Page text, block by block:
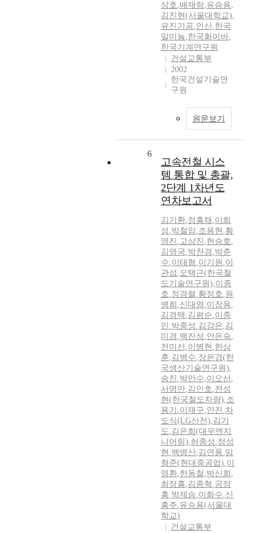
상호,배재랑,유승용,
김진현(서울대학교),
유진기공,인산,한국
알미늄,한국화이바,
한국기계연구원
건설교통부
2002
한국건설기술연
구원
원문보기
6
고속전철 시스
템 통합 및 총괄,
2단계 1차년도
연차보고서
김기환,정흥채 ,이희
성 ,박철암,조용현 ,황
영진 ,고상진 ,현승호,
김영국,박찬경 ,박춘
수,이태형 ,이기원 ,이
관섭 ,오택근(한국철
도기술연구원),이종
호,정경렬 ,황정호,원
병희 ,신대영 ,이장용,
김경택 ,김평순,이종
민 ,박종성 ,김강은,김
미경 ,백진성 ,안은숙,
전미선 ,이병현 ,한상
훈,김병수,장은경(한
국생산기술연구원),
송진 ,박만수,이오선 ,
서명만,김인호,전성
현(한국철도차량),조
용기 ,이재구,안진 ,차
도식(LG산전),김기
도,김은희(대우엔지
니어링),허종성 ,정성
현 ,백병산,김연풍,임
형준(현대중공업),이
영환,한동철 ,박신희 ,
최정흠,김종혁 ,공정
흥,박제승,이화수,신
흥주,유승용(서울대
학교)
건설교통부